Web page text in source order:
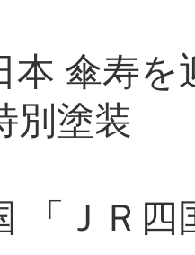
本 傘寿
別塗装
「ＪＲ